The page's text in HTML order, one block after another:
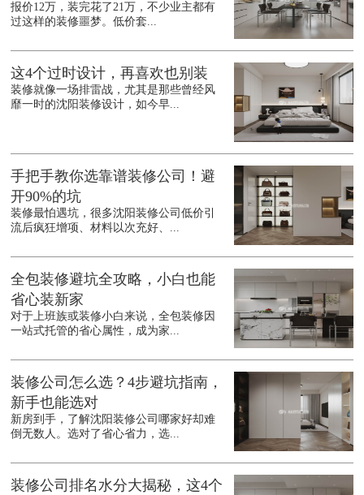
报价12万，装完花了21万，不少业主都有
过这样的装修噩梦。低价套...
这4个过时设计，再喜欢也别装
装修就像一场排雷战，尤其是那些曾经风
靡一时的沈阳装修设计，如今早...
手把手教你选靠谱装修公司！避
开90%的坑
装修最怕遇坑，很多沈阳装修公司低价引
流后疯狂增项、材料以次充好、...
全包装修避坑全攻略，小白也能
省心装新家
对于上班族或装修小白来说，全包装修因
一站式托管的省心属性，成为家...
装修公司怎么选？4步避坑指南，
新手也能选对
新房到手，了解沈阳装修公司哪家好却难
倒无数人。选对了省心省力，选...
装修公司排名水分大揭秘，这4个